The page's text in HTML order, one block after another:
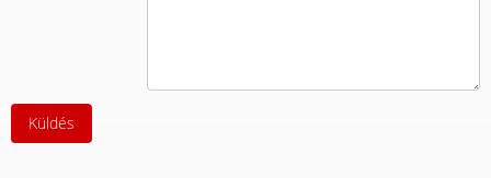
Küldés